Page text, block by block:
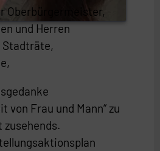
Oberbürgermeister,
und Herren
Stadträte,
von Frau und Mann“ zu